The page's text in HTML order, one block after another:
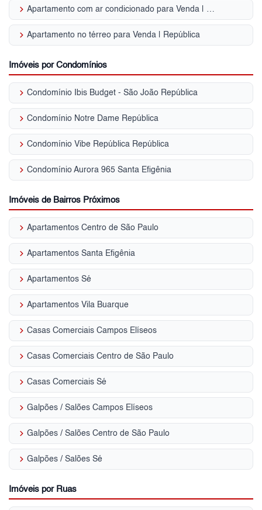
keyboard_arrow_right Apartamento com ar condicionado para Venda | República
keyboard_arrow_right Apartamento no térreo para Venda | República
Imóveis por Condomínios
keyboard_arrow_right Condomínio Ibis Budget - São João República
keyboard_arrow_right Condomínio Notre Dame República
keyboard_arrow_right Condomínio Vibe República República
keyboard_arrow_right Condomínio Aurora 965 Santa Efigênia
Imóveis de Bairros Próximos
keyboard_arrow_right Apartamentos Centro de São Paulo
keyboard_arrow_right Apartamentos Santa Efigênia
keyboard_arrow_right Apartamentos Sé
keyboard_arrow_right Apartamentos Vila Buarque
keyboard_arrow_right Casas Comerciais Campos Elíseos
keyboard_arrow_right Casas Comerciais Centro de São Paulo
keyboard_arrow_right Casas Comerciais Sé
keyboard_arrow_right Galpões / Salões Campos Elíseos
keyboard_arrow_right Galpões / Salões Centro de São Paulo
keyboard_arrow_right Galpões / Salões Sé
Imóveis por Ruas